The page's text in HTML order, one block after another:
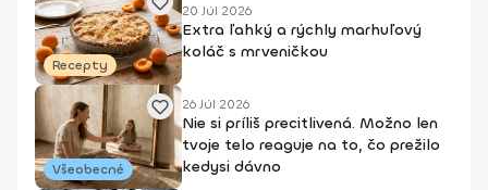
Recepty
20 Júl 2026
Extra ľahký a rýchly marhuľový
koláč s mrveničkou
Všeobecné
26 Júl 2026
Nie si príliš precitlivená. Možno len
tvoje telo reaguje na to, čo prežilo
kedysi dávno